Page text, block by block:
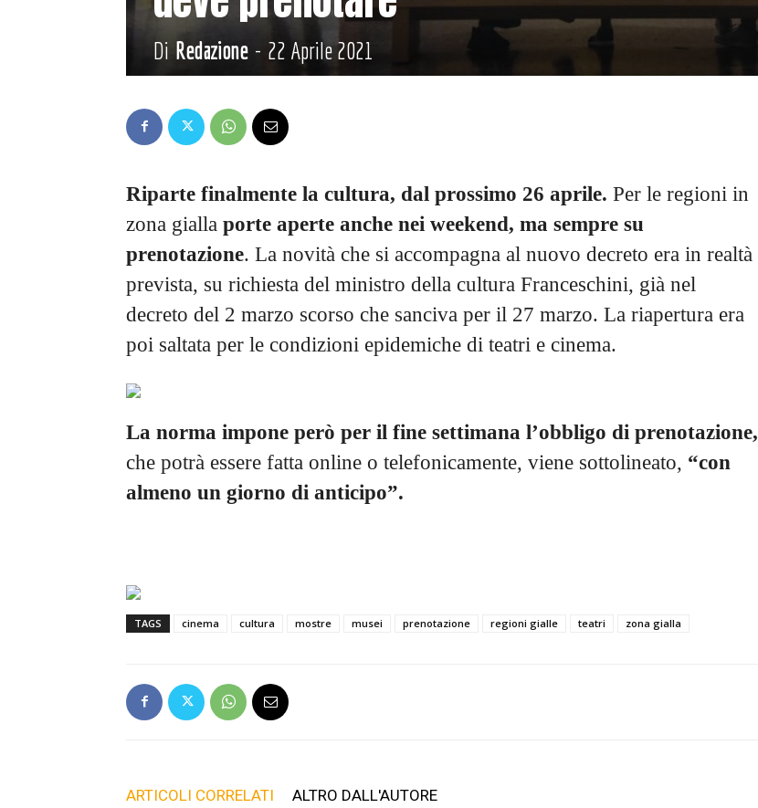
Di Redazione - 22 Aprile 2021
Riparte finalmente la cultura, dal prossimo 26 aprile. Per le regioni in
zona gialla porte aperte anche nei weekend, ma sempre su
prenotazione. La novità che si accompagna al nuovo decreto era in realtà
prevista, su richiesta del ministro della cultura Franceschini, già nel
decreto del 2 marzo scorso che sanciva per il 27 marzo. La riapertura era
poi saltata per le condizioni epidemiche di teatri e cinema.
La norma impone però per il fine settimana l’obbligo di prenotazione,
che potrà essere fatta online o telefonicamente, viene sottolineato, “con
almeno un giorno di anticipo”.
TAGS cinema cultura mostre musei prenotazione regioni gialle teatri zona gialla
ARTICOLI CORRELATI ALTRO DALL'AUTORE